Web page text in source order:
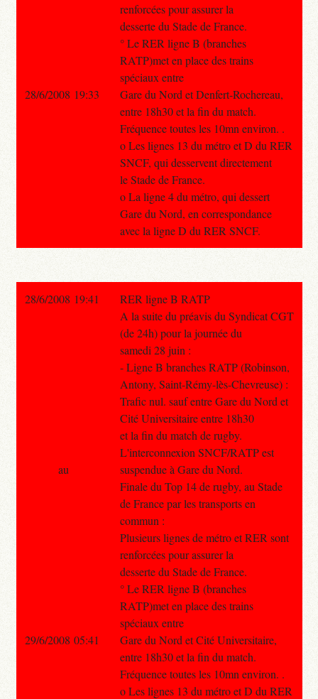
renforcées pour assurer la
desserte du Stade de France.
° Le RER ligne B (branches
RATP)met en place des trains
spéciaux entre
Gare du Nord et Denfert-Rochereau,
entre 18h30 et la fin du match.
Fréquence toutes les 10mn environ. .
o Les lignes 13 du métro et D du RER
SNCF, qui desservent directement
le Stade de France.
o La ligne 4 du métro, qui dessert
Gare du Nord, en correspondance
avec la ligne D du RER SNCF.
28/6/2008 19:33
28/6/2008 19:41
RER ligne B RATP
A la suite du préavis du Syndicat CGT
(de 24h) pour la journée du
samedi 28 juin :
- Ligne B branches RATP (Robinson,
Antony, Saint-Rémy-lès-Chevreuse) :
Trafic nul. sauf entre Gare du Nord et
Cité Universitaire entre 18h30
et la fin du match de rugby.
L'interconnexion SNCF/RATP est
suspendue à Gare du Nord.
Finale du Top 14 de rugby, au Stade
de France par les transports en
commun :
Plusieurs lignes de métro et RER sont
renforcées pour assurer la
desserte du Stade de France.
° Le RER ligne B (branches
RATP)met en place des trains
spéciaux entre
Gare du Nord et Cité Universitaire,
entre 18h30 et la fin du match.
Fréquence toutes les 10mn environ. .
o Les lignes 13 du métro et D du RER
au
29/6/2008 05:41